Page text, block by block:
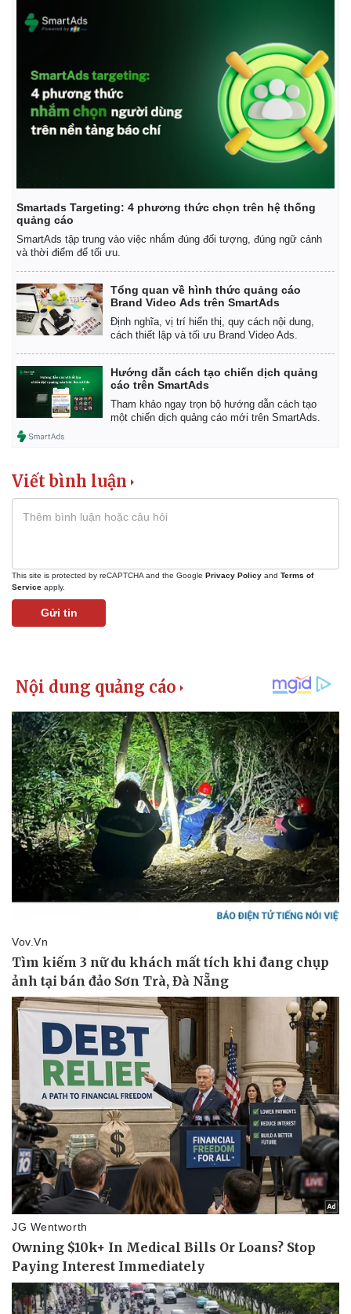
Tin nóng
Tư vấn luật
Quân sự - Quốc phòng
Việt Nam
Phân tích
Thể thao
Bóng đá
Lịch thi đấu bóng đá
Thế giới thể thao
eSports
Hậu trường
Ô tô - Xe máy
Ô tô
Xe máy
Tư vấn
Smartads Targeting: 4 phương thức chọn trên hệ thống
quảng cáo
SmartAds tập trung vào việc nhắm đúng đối tượng, đúng ngữ cảnh
và thời điểm để tối ưu.
Tổng quan về hình thức quảng cáo
Brand Video Ads trên SmartAds
Định nghĩa, vị trí hiển thị, quy cách nội dung,
cách thiết lập và tối ưu Brand Video Ads.
Hướng dẫn cách tạo chiến dịch quảng
cáo trên SmartAds
Tham khảo ngay trọn bộ hướng dẫn cách tạo
một chiến dịch quảng cáo mới trên SmartAds.
Viết bình luận
This site is protected by reCAPTCHA and the Google Privacy Policy and Terms of
Service apply.
Gửi tin